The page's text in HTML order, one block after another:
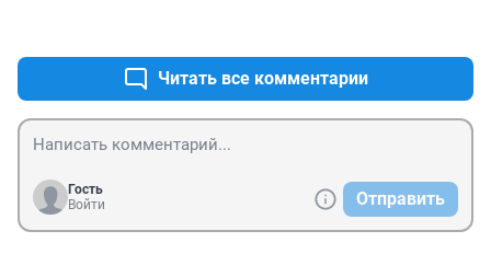
Читать все комментарии
Гость
Войти
Отправить